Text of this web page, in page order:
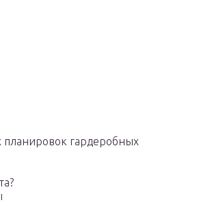
планировок гардеробных